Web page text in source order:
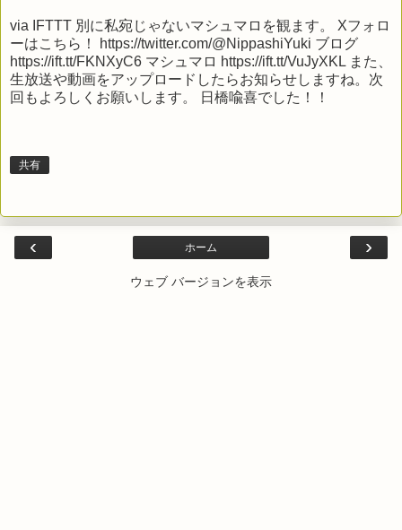
via IFTTT 別に私宛じゃないマシュマロを観ます。 Xフォロ
ーはこちら！ https://twitter.com/@NippashiYuki ブログ
https://ift.tt/FKNXyC6 マシュマロ https://ift.tt/VuJyXKL また、
生放送や動画をアップロードしたらお知らせしますね。次
回もよろしくお願いします。 日橋喩喜でした！！
共有
‹ ›
ホーム
ウェブ バージョンを表示